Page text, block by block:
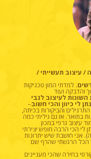
/ עיצוב תעשייתי /
למדתי המון טכניקות
והדבקה ועוד
לעיצוב לגבי
כיוון והכי חשוב–
והביקורות בכיתה,
בתואר. אז גם גיליתי כמה
עיצוב גרפי במכון
לי הכי הרבה חופש יצירתי
אני חושבת שיש יתרונות
הכל הרגשתי שהרף שם
בחירה שהכי מעניינים